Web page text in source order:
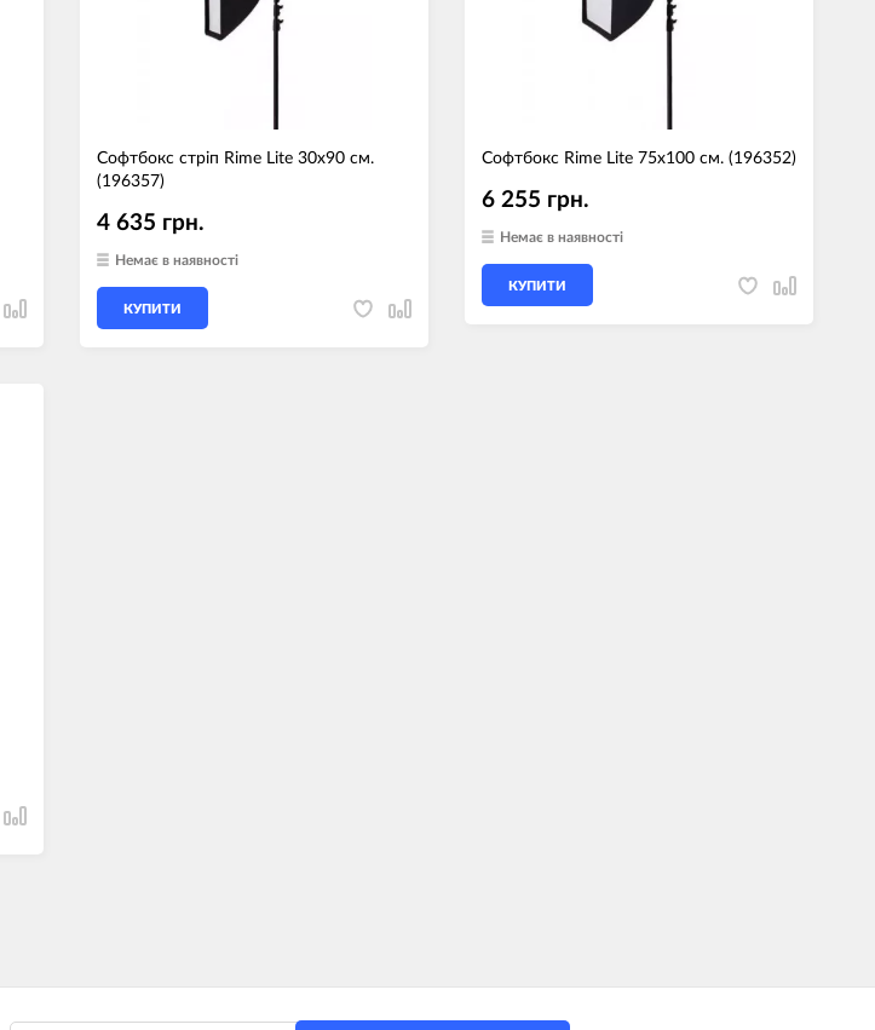
Софтбокс стріп Rime Lite 30х90 см.
(196357)
4 635 грн.
Немає в наявності
КУПИТИ
Софтбокс Rime Lite 75х100 см. (196352)
6 255 грн.
Немає в наявності
КУПИТИ